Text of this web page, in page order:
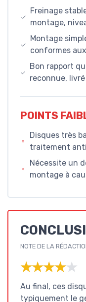
Freinage
montage,
Montage
conformes
Bon rapport
reconnue,
POINTS
Disques très
traitement
Nécessite un
montage à
NOTE DE LA
★★★★★
★★★★★
Au final, ces
typiquement le